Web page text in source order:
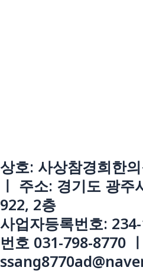
상호: 사상참경희한
ㅣ 주소: 경기도 광
922, 2층
사업자등록번호:
번호 031-798-8770